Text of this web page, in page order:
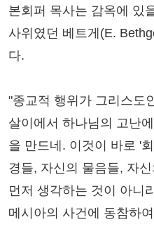
본회퍼 목사는 감옥에 있
사위였던 베트게(E.
다.
"종교적 행위가 그리스도
살이에서 하나님의 고난
을 만드네. 이것이 바로 '
경들, 자신의 물음들, 자
먼저 생각하는 것이 아니
메시아의 사건에 동참하